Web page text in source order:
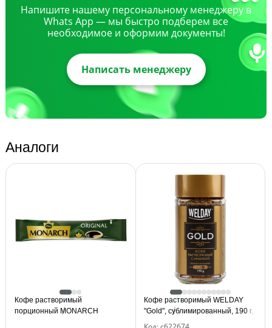
Напишите нашему персональному менеджеру в
Whats App — мы быстро подберем все
необходимое и оформим документы!
Написать менеджеру
Аналоги
Кофе растворимый
порционный MONARCH
Кофе растворимый WELDAY
"Gold", сублимированный, 190 г,